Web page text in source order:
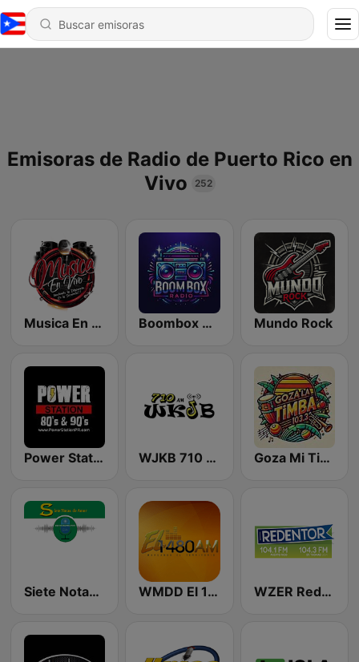
Emisoras de Radio de Puerto Rico en
Vivo
252
Musica En Vivo Radio Boombox Radio Mundo Rock
Power Station Radio WJKB 710 AM Goza Mi Timba 103.3 FM
Siete Notas de Amor WMDD El 1480 AM WZER Redentor 104.3 FM